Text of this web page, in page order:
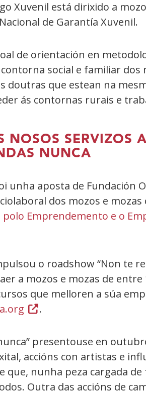
Xuvenil está dirixido a
de Garantía Xuvenil.
de orientación en
social e familiar dos
doutras que estean na
ás contornas rurais e
NOSOS
NUNCA
unha aposta de Fundación
dos mozos e
polo Emprendemento e o
o roadshow “Non te
a mozos e mozas de
que melloren a súa
(Abrir
vent�
nova)
.
presentouse en
accións con artistas e
que, nunha peza cargada
Outra das accións de